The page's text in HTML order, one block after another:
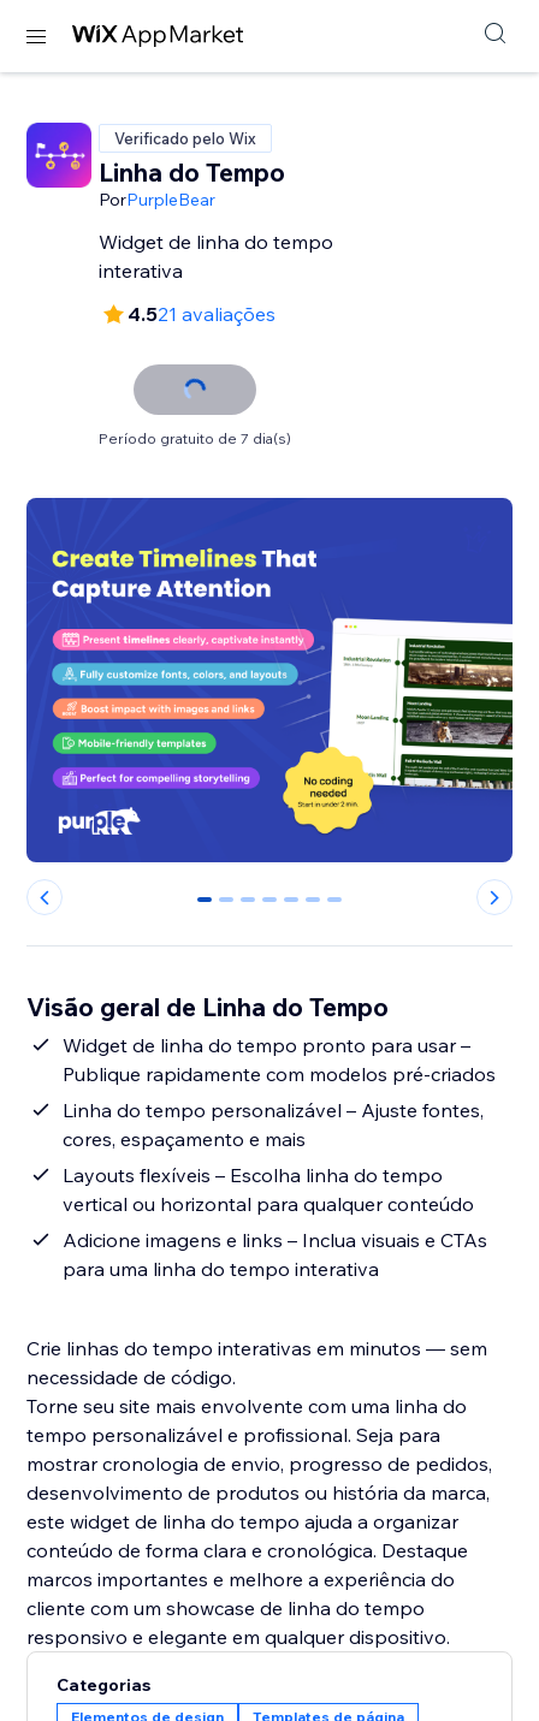
Verificado pelo Wix
Linha do Tempo
PorPurpleBear
Widget de linha do tempo
interativa
4.521 avaliações
Período gratuito de 7 dia(s)
0 1 2 3 4 5 6
Visão geral de Linha do Tempo
Widget de linha do tempo pronto para usar –
Publique rapidamente com modelos pré-criados
Linha do tempo personalizável – Ajuste fontes,
cores, espaçamento e mais
Layouts flexíveis – Escolha linha do tempo
vertical ou horizontal para qualquer conteúdo
Adicione imagens e links – Inclua visuais e CTAs
para uma linha do tempo interativa
Crie linhas do tempo interativas em minutos — sem
necessidade de código.
Torne seu site mais envolvente com uma linha do
tempo personalizável e profissional. Seja para
mostrar cronologia de envio, progresso de pedidos,
desenvolvimento de produtos ou história da marca,
este widget de linha do tempo ajuda a organizar
conteúdo de forma clara e cronológica. Destaque
marcos importantes e melhore a experiência do
cliente com um showcase de linha do tempo
responsivo e elegante em qualquer dispositivo.
Categorias
Elementos de design Templates de página